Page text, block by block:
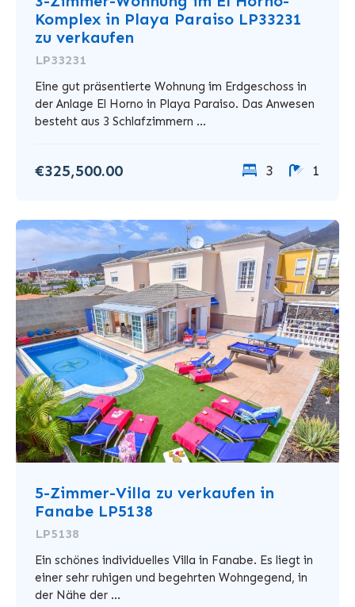
Komplex in Playa Paraiso LP33231
zu verkaufen
LP33231
Eine gut präsentierte Wohnung im Erdgeschoss in
der Anlage El Horno in Playa Paraiso. Das Anwesen
besteht aus 3 Schlafzimmern ...
€325,500.00 3 1
5-Zimmer-Villa zu verkaufen in
Fanabe LP5138
LP5138
Ein schönes individuelles Villa in Fanabe. Es liegt in
einer sehr ruhigen und begehrten Wohngegend, in
der Nähe der ...